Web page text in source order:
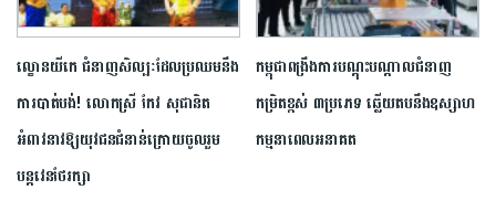
ល្ខោនយីកេ ជំនាញសិល្បៈដែល​ប្រឈមនឹង
ការបាត់បង់! លោកស្រី កែវ សុផានិត
អំពាវនាវឱ្យ​យុវជនជំនាន់ក្រោយចូលរួម
បន្តវេនថែរក្សា
កម្ពុជាពង្រឹងការបណ្តុះបណ្តាលជំនាញ
កម្រិតខ្ពស់ ៣ប្រភេទ ឆ្លើយតបនឹងឧស្សាហ
កម្មនាពេលអនាគត